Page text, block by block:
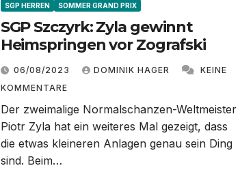
SGP HERREN SOMMER GRAND PRIX
SGP Szczyrk: Zyla gewinnt
Heimspringen vor Zografski
06/08/2023 DOMINIK HAGER
KEINE
KOMMENTARE
Der zweimalige Normalschanzen-Weltmeister
Piotr Zyla hat ein weiteres Mal gezeigt, dass
die etwas kleineren Anlagen genau sein Ding
sind. Beim…